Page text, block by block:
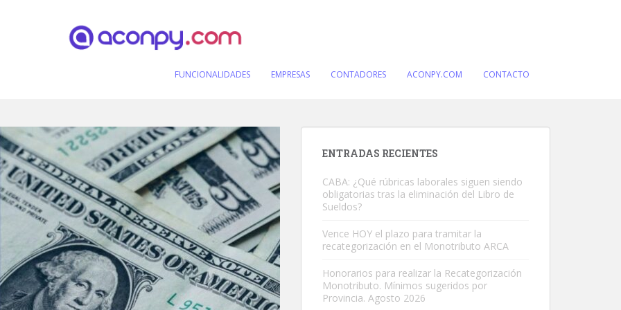
FUNCIONALIDADES EMPRESAS CONTADORES ACONPY.COM CONTACTO
ENTRADAS RECIENTES
CABA: ¿Qué rúbricas laborales siguen siendo
obligatorias tras la eliminación del Libro de
Sueldos?
Vence HOY el plazo para tramitar la
recategorización en el Monotributo ARCA
Honorarios para realizar la Recategorización
Monotributo. Mínimos sugeridos por
Provincia. Agosto 2026